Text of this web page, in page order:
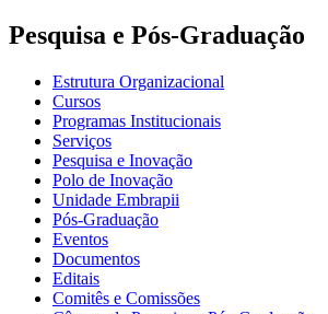
Pesquisa e Pós-Graduação
Estrutura Organizacional
Cursos
Programas Institucionais
Serviços
Pesquisa e Inovação
Polo de Inovação
Unidade Embrapii
Pós-Graduação
Eventos
Documentos
Editais
Comitês e Comissões